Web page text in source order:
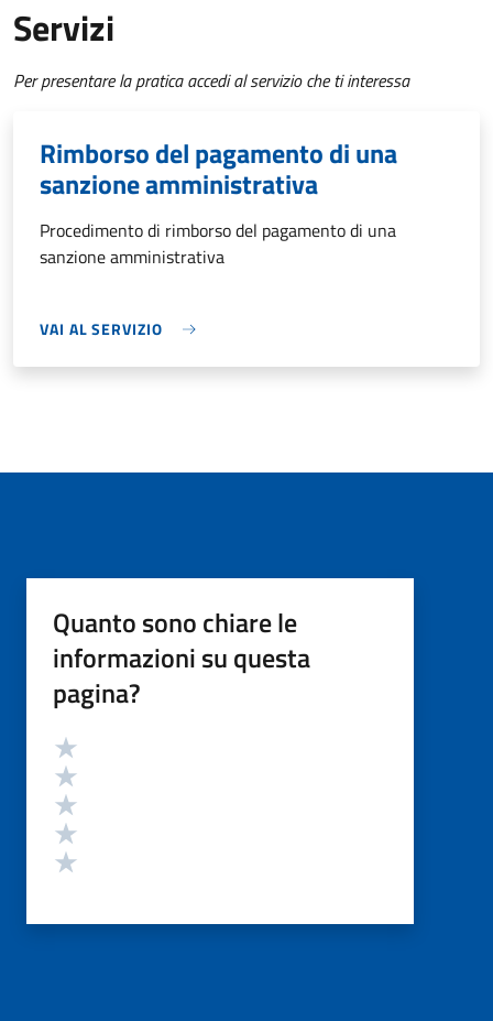
Servizi
Per presentare la pratica accedi al servizio che ti interessa
Rimborso del pagamento di una
sanzione amministrativa
Procedimento di rimborso del pagamento di una
sanzione amministrativa
VAI AL SERVIZIO
Quanto sono chiare le
informazioni su questa
pagina?
Valutazione